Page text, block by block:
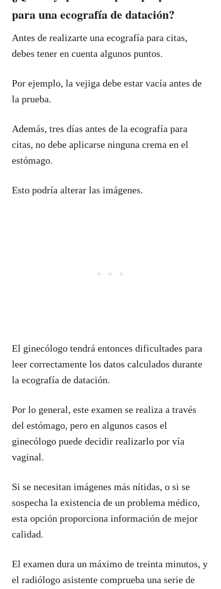
para una ecografía de datación?
Antes de realizarte una ecografía para citas,
debes tener en cuenta algunos puntos.
Por ejemplo, la vejiga debe estar vacía antes de
la prueba.
Además, tres días antes de la ecografía para
citas, no debe aplicarse ninguna crema en el
estómago.
Esto podría alterar las imágenes.
El ginecólogo tendrá entonces dificultades para
leer correctamente los datos calculados durante
la ecografía de datación.
Por lo general, este examen se realiza a través
del estómago, pero en algunos casos el
ginecólogo puede decidir realizarlo por vía
vaginal.
Si se necesitan imágenes más nítidas, o si se
sospecha la existencia de un problema médico,
esta opción proporciona información de mejor
calidad.
El examen dura un máximo de treinta minutos, y
el radiólogo asistente comprueba una serie de